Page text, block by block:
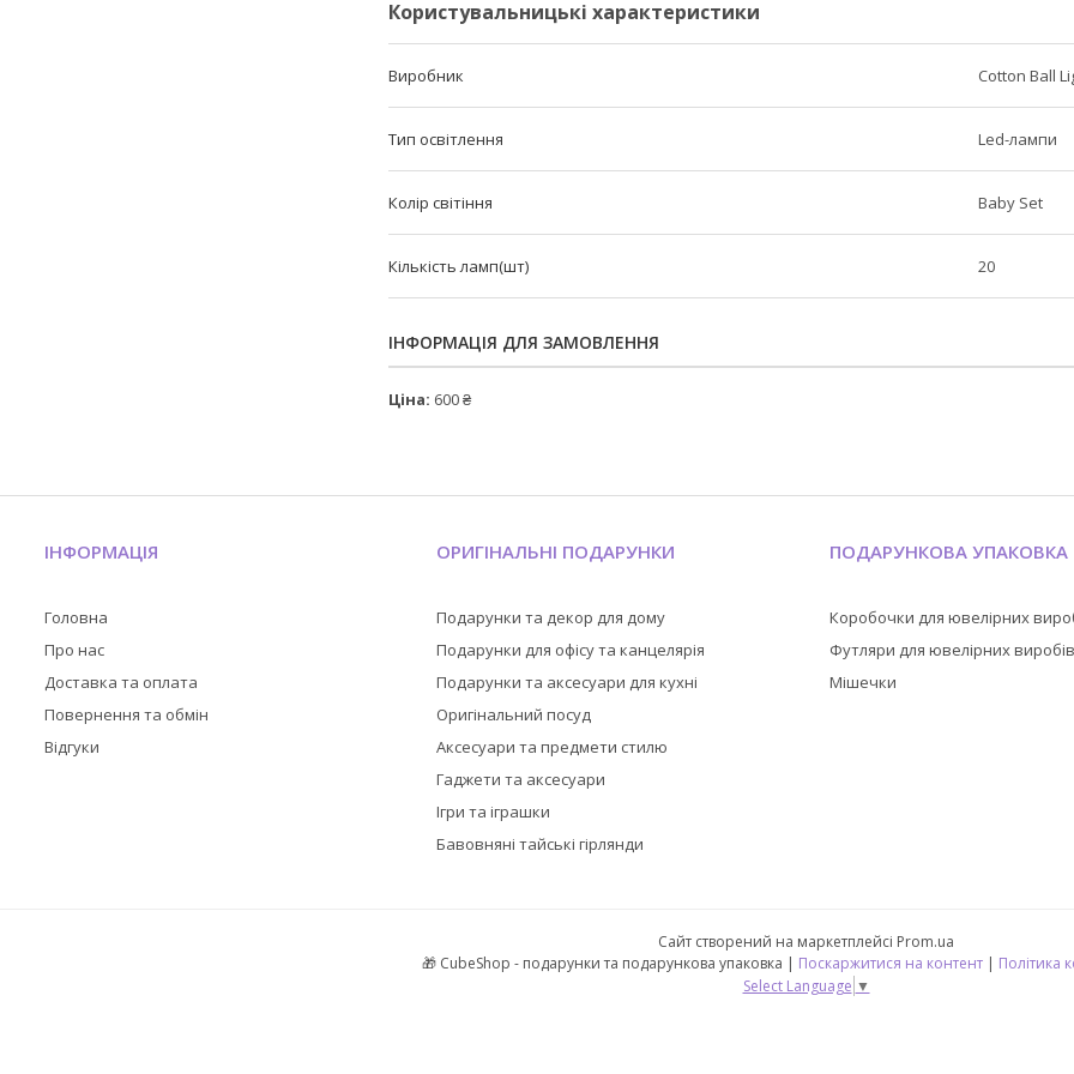
Користувальницькі характеристики
Виробник Cotton Ball
Тип освітлення Led-лампи
Колір світіння Baby Set
Кількість ламп(шт) 20
ІНФОРМАЦІЯ ДЛЯ ЗАМОВЛЕННЯ
Ціна: 600 ₴
ІНФОРМАЦІЯ
Головна
Про нас
Доставка та оплата
Повернення та обмін
Відгуки
ОРИГІНАЛЬНІ ПОДАРУНКИ
Подарунки та декор для дому
Подарунки для офісу та канцелярія
Подарунки та аксесуари для кухні
Оригінальний посуд
Аксесуари та предмети стилю
Гаджети та аксесуари
Ігри та іграшки
Бавовняні тайські гірлянди
ПОДАРУНКОВА УПАКОВКА
Коробочки для ювелірних
Футляри для ювелірних виробів
Мішечки
Сайт створений на маркетплейсі Prom.ua
🎁 CubeShop - подарунки та подарункова упаковка | Поскаржитися на контент | Політика
Select Language ▼